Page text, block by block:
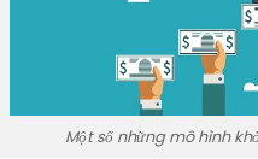
Một số những mô hình